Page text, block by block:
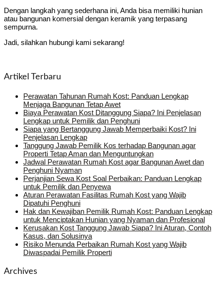
Dengan langkah yang sederhana ini, Anda bisa memiliki hunian
atau bangunan komersial dengan keramik yang terpasang
sempurna.
Jadi, silahkan hubungi kami sekarang!
Artikel Terbaru
Perawatan Tahunan Rumah Kost: Panduan Lengkap
Menjaga Bangunan Tetap Awet
Biaya Perawatan Kost Ditanggung Siapa? Ini Penjelasan
Lengkap untuk Pemilik dan Penghuni
Siapa yang Bertanggung Jawab Memperbaiki Kost? Ini
Penjelasan Lengkap
Tanggung Jawab Pemilik Kos terhadap Bangunan agar
Properti Tetap Aman dan Menguntungkan
Jadwal Perawatan Rumah Kost agar Bangunan Awet dan
Penghuni Nyaman
Perjanjian Sewa Kost Soal Perbaikan: Panduan Lengkap
untuk Pemilik dan Penyewa
Aturan Perawatan Fasilitas Rumah Kost yang Wajib
Dipatuhi Penghuni
Hak dan Kewajiban Pemilik Rumah Kost: Panduan Lengkap
untuk Menciptakan Hunian yang Nyaman dan Profesional
Kerusakan Kost Tanggung Jawab Siapa? Ini Aturan, Contoh
Kasus, dan Solusinya
Risiko Menunda Perbaikan Rumah Kost yang Wajib
Diwaspadai Pemilik Properti
Archives